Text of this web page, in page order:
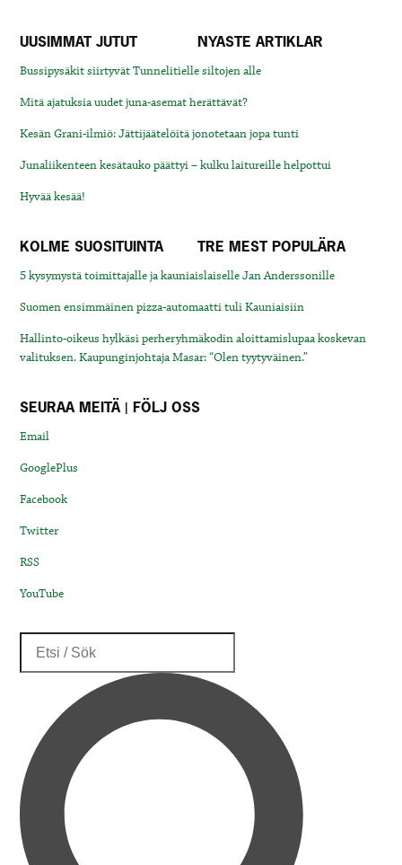
UUSIMMAT JUTUT NYASTE ARTIKLAR
Bussipysäkit siirtyvät Tunnelitielle siltojen alle
Mitä ajatuksia uudet juna-asemat herättävät?
Kesän Grani-ilmiö: Jättijäätelöitä jonotetaan jopa tunti
Junaliikenteen kesätauko päättyi – kulku laitureille helpottui
Hyvää kesää!
KOLME SUOSITUINTA TRE MEST POPULÄRA
5 kysymystä toimittajalle ja kauniaislaiselle Jan Anderssonille
Suomen ensimmäinen pizza-automaatti tuli Kauniaisiin
Hallinto-oikeus hylkäsi perheryhmäkodin aloittamislupaa koskevan
valituksen. Kaupunginjohtaja Masar: “Olen tyytyväinen.”
SEURAA MEITÄ | FÖLJ OSS
Email
GooglePlus
Facebook
Twitter
RSS
YouTube